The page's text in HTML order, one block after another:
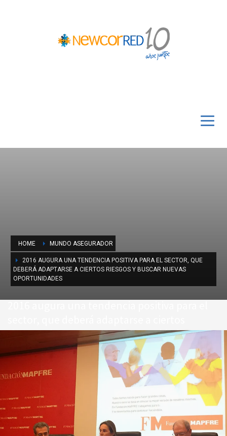
HOME MUNDO ASEGURADOR
2016 AUGURA UNA TENDENCIA POSITIVA PARA EL SECTOR, QUE
DEBERÁ ADAPTARSE A CIERTOS RIESGOS Y BUSCAR NUEVAS
OPORTUNIDADES
riesgos y buscar nuevas oportunidades